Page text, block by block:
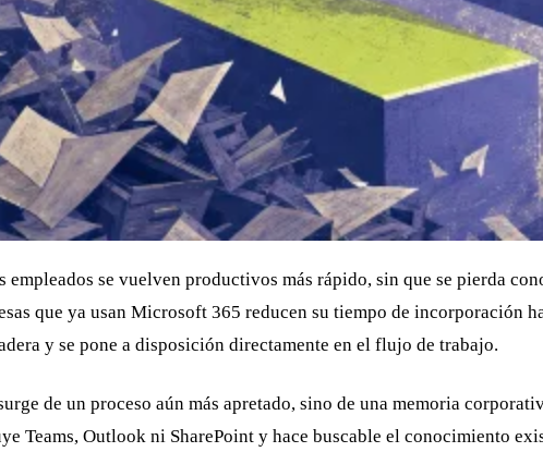
se vuelven productivos más rápido, sin que se pierda
que ya usan Microsoft 365 reducen su tiempo de
y se pone a disposición directamente en el flujo de trabajo.
de un proceso aún más apretado, sino de una memoria
Teams, Outlook ni SharePoint y hace buscable el conocimiento